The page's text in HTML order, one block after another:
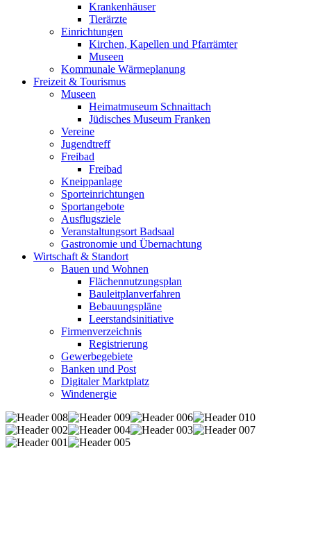
Krankenhäuser
Tierärzte
Einrichtungen
Kirchen, Kapellen und Pfarrämter
Museen
Kommunale Wärmeplanung
Freizeit & Tourismus
Museen
Heimatmuseum Schnaittach
Jüdisches Museum Franken
Vereine
Jugendtreff
Freibad
Freibad
Kneippanlage
Sporteinrichtungen
Sportangebote
Ausflugsziele
Veranstaltungsort Badsaal
Gastronomie und Übernachtung
Wirtschaft & Standort
Bauen und Wohnen
Flächennutzungsplan
Bauleitplanverfahren
Bebauungspläne
Leerstandsinitiative
Firmenverzeichnis
Registrierung
Gewerbegebiete
Banken und Post
Digitaler Marktplatz
Windenergie